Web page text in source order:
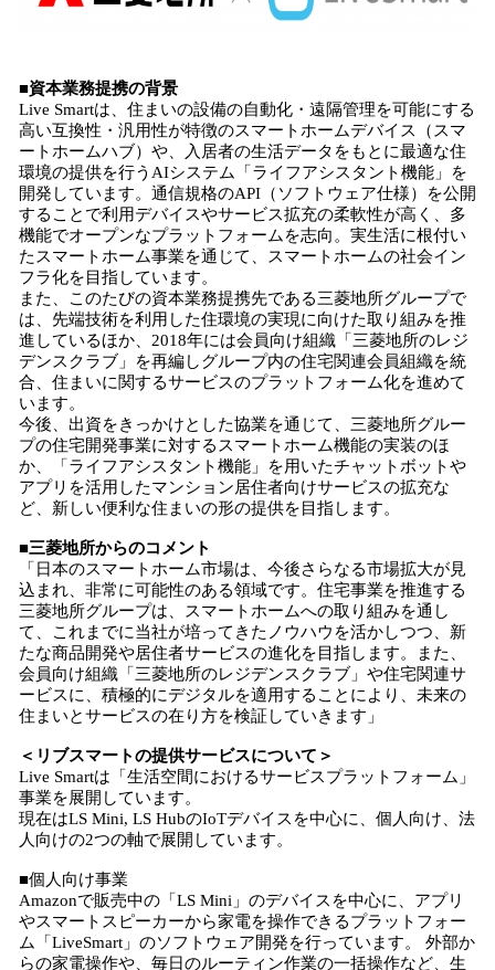
■資本業務提携の背景
Live Smartは、住まいの設備の自動化・遠隔管理を可能にする
高い互換性・汎用性が特徴のスマートホームデバイス（スマ
ートホームハブ）や、入居者の生活データをもとに最適な住
環境の提供を行うAIシステム「ライフアシスタント機能」を
開発しています。通信規格のAPI（ソフトウェア仕様）を公開
することで利用デバイスやサービス拡充の柔軟性が高く、多
機能でオープンなプラットフォームを志向。実生活に根付い
たスマートホーム事業を通じて、スマートホームの社会イン
フラ化を目指しています。
また、このたびの資本業務提携先である三菱地所グループで
は、先端技術を利用した住環境の実現に向けた取り組みを推
進しているほか、2018年には会員向け組織「三菱地所のレジ
デンスクラブ」を再編しグループ内の住宅関連会員組織を統
合、住まいに関するサービスのプラットフォーム化を進めて
います。
今後、出資をきっかけとした協業を通じて、三菱地所グルー
プの住宅開発事業に対するスマートホーム機能の実装のほ
か、「ライフアシスタント機能」を用いたチャットボットや
アプリを活用したマンション居住者向けサービスの拡充な
ど、新しい便利な住まいの形の提供を目指します。
■三菱地所からのコメント
「日本のスマートホーム市場は、今後さらなる市場拡大が見
込まれ、非常に可能性のある領域です。住宅事業を推進する
三菱地所グループは、スマートホームへの取り組みを通し
て、これまでに当社が培ってきたノウハウを活かしつつ、新
たな商品開発や居住者サービスの進化を目指します。また、
会員向け組織「三菱地所のレジデンスクラブ」や住宅関連サ
ービスに、積極的にデジタルを適用することにより、未来の
住まいとサービスの在り方を検証していきます」
＜ リブスマートの提供サービスについて ＞
Live Smartは「生活空間におけるサービスプラットフォーム」
事業を展開しています。
現在はLS Mini, LS HubのIoTデバイスを中心に、個人向け、法
人向けの2つの軸で展開しています。
■個人向け事業
Amazonで販売中の「LS Mini」のデバイスを中心に、アプリ
やスマートスピーカーから家電を操作できるプラットフォー
ム「LiveSmart」のソフトウェア開発を行っています。 外部か
らの家電操作や、毎日のルーティン作業の一括操作など、生